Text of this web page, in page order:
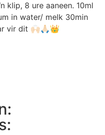
klip, 8 ure aaneen. 10ml
in water/ melk 30min
dit 🙌🏻🙏🏻👑